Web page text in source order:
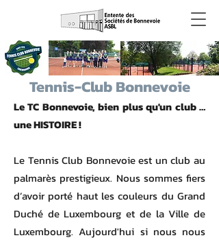
Tennis-Club Bonnevoie
Le TC Bonnevoie, bien plus qu'un club …
une HISTOIRE !
Le Tennis Club Bonnevoie est un club au
palmarès prestigieux. Nous sommes fiers
d’avoir porté haut les couleurs du Grand
Duché de Luxembourg et de laVille de
Luxembourg. Aujourd'hui si nous nous